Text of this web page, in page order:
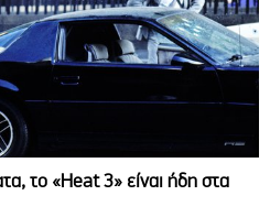
το «Heat 3» είναι ήδη στα